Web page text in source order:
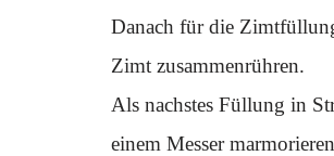
Danach für die
Zimt zusammenrühren.
Als nachstes Füllung in
einem Messer